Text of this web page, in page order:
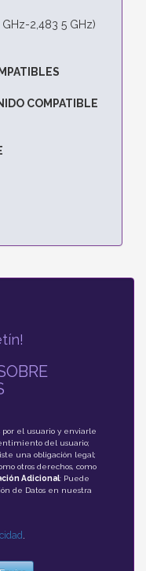
2,483 5 GHz)
COMPATIBLE
por el usuario y enviarle
del usuario;
una obligación legal;
otros derechos, como
Adicional: Puede
de Datos en nuestra